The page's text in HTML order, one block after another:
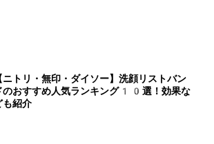
ニトリ・無印・ダイソー】洗顔リストバン
のおすすめ人気ランキング10選！効果な
も紹介